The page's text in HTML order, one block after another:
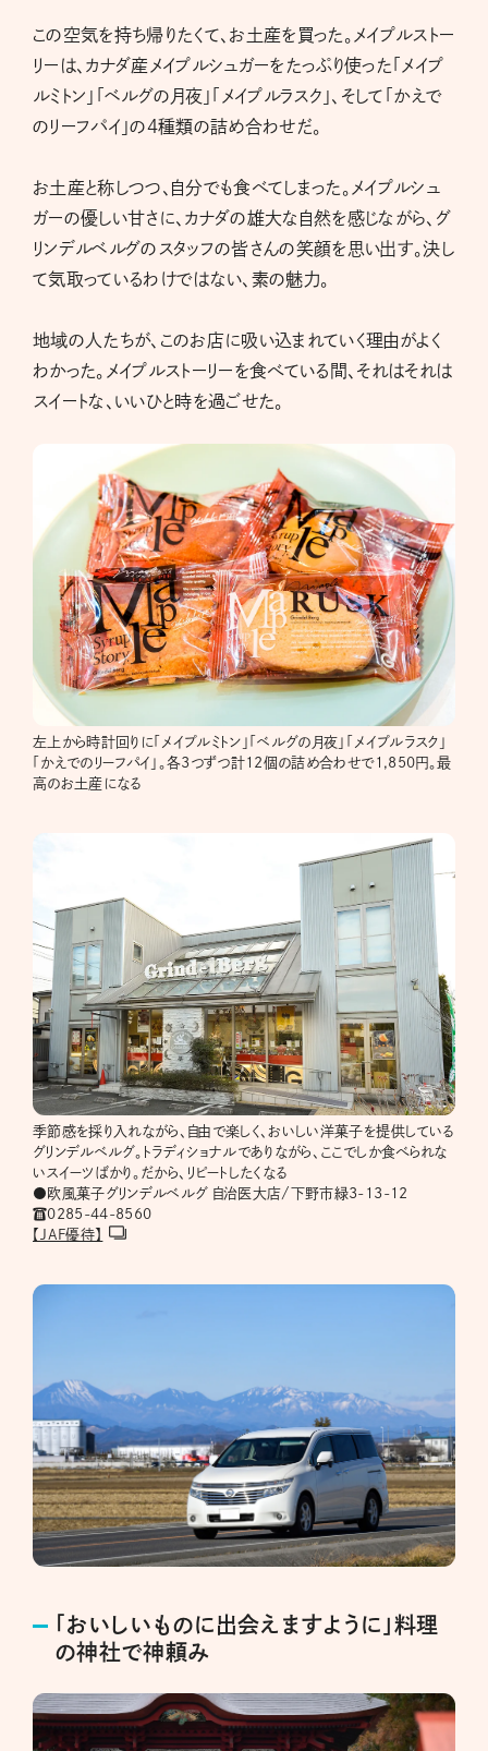
この空気を持ち帰りたくて、お土産を買った。メイプルストー
リーは、カナダ産メイプルシュガーをたっぷり使った「メイプ
ルミトン」「ベルグの月夜」「メイプルラスク」、そして「かえで
のリーフパイ」の4種類の詰め合わせだ。
お土産と称しつつ、自分でも食べてしまった。メイプルシュ
ガーの優しい甘さに、カナダの雄大な自然を感じながら、グ
リンデルベルグのスタッフの皆さんの笑顔を思い出す。決し
て気取っているわけではない、素の魅力。
地域の人たちが、このお店に吸い込まれていく理由がよく
わかった。メイプルストーリーを食べている間、それはそれは
スイートな、いいひと時を過ごせた。
左上から時計回りに「メイプルミトン」「ベルグの月夜」「メイプルラスク」
「かえでのリーフパイ」。各3つずつ計12個の詰め合わせで1,850円。最
高のお土産になる
季節感を採り入れながら、自由で楽しく、おいしい洋菓子を提供している
グリンデルベルグ。トラディショナルでありながら、ここでしか食べられな
いスイーツばかり。だから、リピートしたくなる
●欧風菓子グリンデルベルグ 自治医大店/下野市緑3-13-12
☎︎0285-44-8560
【JAF優待】
「おいしいものに出会えますように」料理
の神社で神頼み